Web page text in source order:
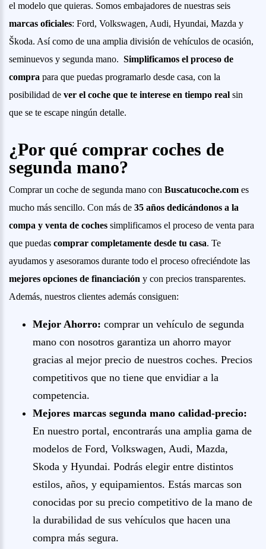
el modelo que quieras. Somos embajadores de nuestras seis
marcas oficiales: Ford, Volkswagen, Audi, Hyundai, Mazda y
Škoda. Así como de una amplia división de vehículos de ocasión,
seminuevos y segunda mano. Simplificamos el proceso de
compra para que puedas programarlo desde casa, con la
posibilidad de ver el coche que te interese en tiempo real sin
que se te escape ningún detalle.
¿Por qué comprar coches de
segunda mano?
Comprar un coche de segunda mano con Buscatucoche.com es
mucho más sencillo. Con más de 35 años dedicándonos a la
compa y venta de coches simplificamos el proceso de venta para
que puedas comprar completamente desde tu casa. Te
ayudamos y asesoramos durante todo el proceso ofreciéndote las
mejores opciones de financiación y con precios transparentes.
Además, nuestros clientes además consiguen:
Mejor Ahorro: comprar un vehículo de segunda
mano con nosotros garantiza un ahorro mayor
gracias al mejor precio de nuestros coches. Precios
competitivos que no tiene que envidiar a la
competencia.
Mejores marcas segunda mano calidad-precio:
En nuestro portal, encontrarás una amplia gama de
modelos de Ford, Volkswagen, Audi, Mazda,
Skoda y Hyundai. Podrás elegir entre distintos
estilos, años, y equipamientos. Estás marcas son
conocidas por su precio competitivo de la mano de
la durabilidad de sus vehículos que hacen una
compra más segura.